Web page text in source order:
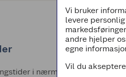
i nærmeste fremtid
Vi bruker
levere
andre hjelper
egne
Vil du